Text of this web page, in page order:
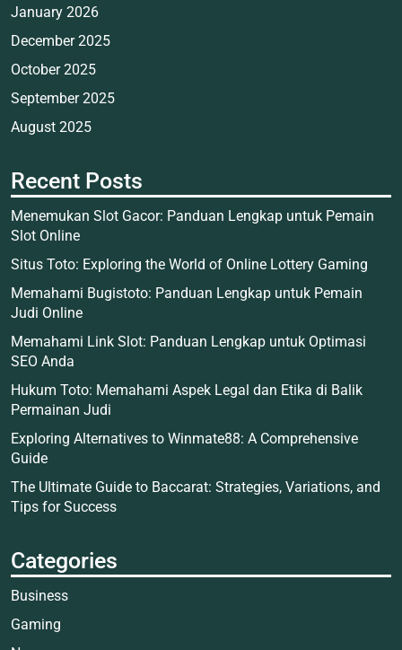
January 2026
December 2025
October 2025
September 2025
August 2025
Recent Posts
Menemukan Slot Gacor: Panduan Lengkap untuk Pemain
Slot Online
Situs Toto: Exploring the World of Online Lottery Gaming
Memahami Bugistoto: Panduan Lengkap untuk Pemain
Judi Online
Memahami Link Slot: Panduan Lengkap untuk Optimasi
SEO Anda
Hukum Toto: Memahami Aspek Legal dan Etika di Balik
Permainan Judi
Exploring Alternatives to Winmate88: A Comprehensive
Guide
The Ultimate Guide to Baccarat: Strategies, Variations, and
Tips for Success
Categories
Business
Gaming